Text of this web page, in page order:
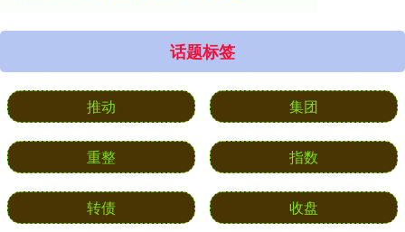
话题标签
推动 集团
重整 指数
转债 收盘